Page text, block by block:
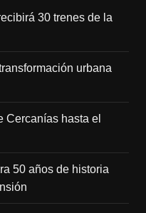
30 trenes de la
urbana
Cercanías hasta el
50 años de historia